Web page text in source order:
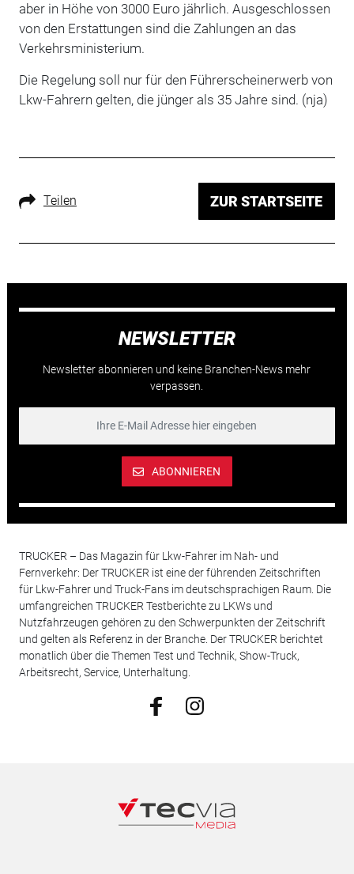
aber in Höhe von 3000 Euro jährlich. Ausgeschlossen
von den Erstattungen sind die Zahlungen an das
Verkehrsministerium.
Die Regelung soll nur für den Führerscheinerwerb von
Lkw-Fahrern gelten, die jünger als 35 Jahre sind. (nja)
Teilen ZUR STARTSEITE
NEWSLETTER
Newsletter abonnieren und keine Branchen-News mehr
verpassen.
ABONNIEREN
TRUCKER – Das Magazin für Lkw-Fahrer im Nah- und
Fernverkehr: Der TRUCKER ist eine der führenden Zeitschriften
für Lkw-Fahrer und Truck-Fans im deutschsprachigen Raum. Die
umfangreichen TRUCKER Testberichte zu LKWs und
Nutzfahrzeugen gehören zu den Schwerpunkten der Zeitschrift
und gelten als Referenz in der Branche. Der TRUCKER berichtet
monatlich über die Themen Test und Technik, Show-Truck,
Arbeitsrecht, Service, Unterhaltung.